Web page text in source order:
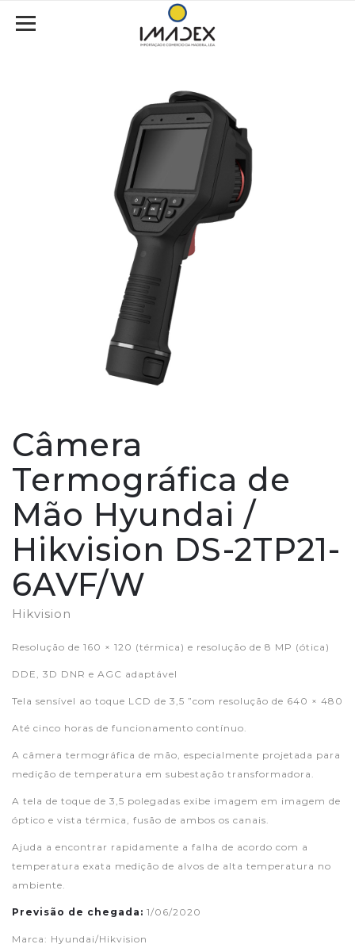
Câmera
Termográfica de
Mão Hyundai /
Hikvision DS-2TP21-
6AVF/W
Hikvision
Resolução de 160 × 120 (térmica) e resolução de 8 MP (ótica)
DDE, 3D DNR e AGC adaptável
Tela sensível ao toque LCD de 3,5 ”com resolução de 640 × 480
Até cinco horas de funcionamento contínuo.
A câmera termográfica de mão, especialmente projetada para
medição de temperatura em subestação transformadora.
A tela de toque de 3,5 polegadas exibe imagem em imagem de
óptico e vista térmica, fusão de ambos os canais.
Ajuda a encontrar rapidamente a falha de acordo com a
temperatura exata medição de alvos de alta temperatura no
ambiente.
Previsão de chegada: 1/06/2020
Marca: Hyundai/Hikvision